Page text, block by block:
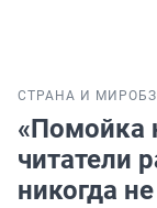
СТРАНА И МИР
«Помойка
читатели
никогда